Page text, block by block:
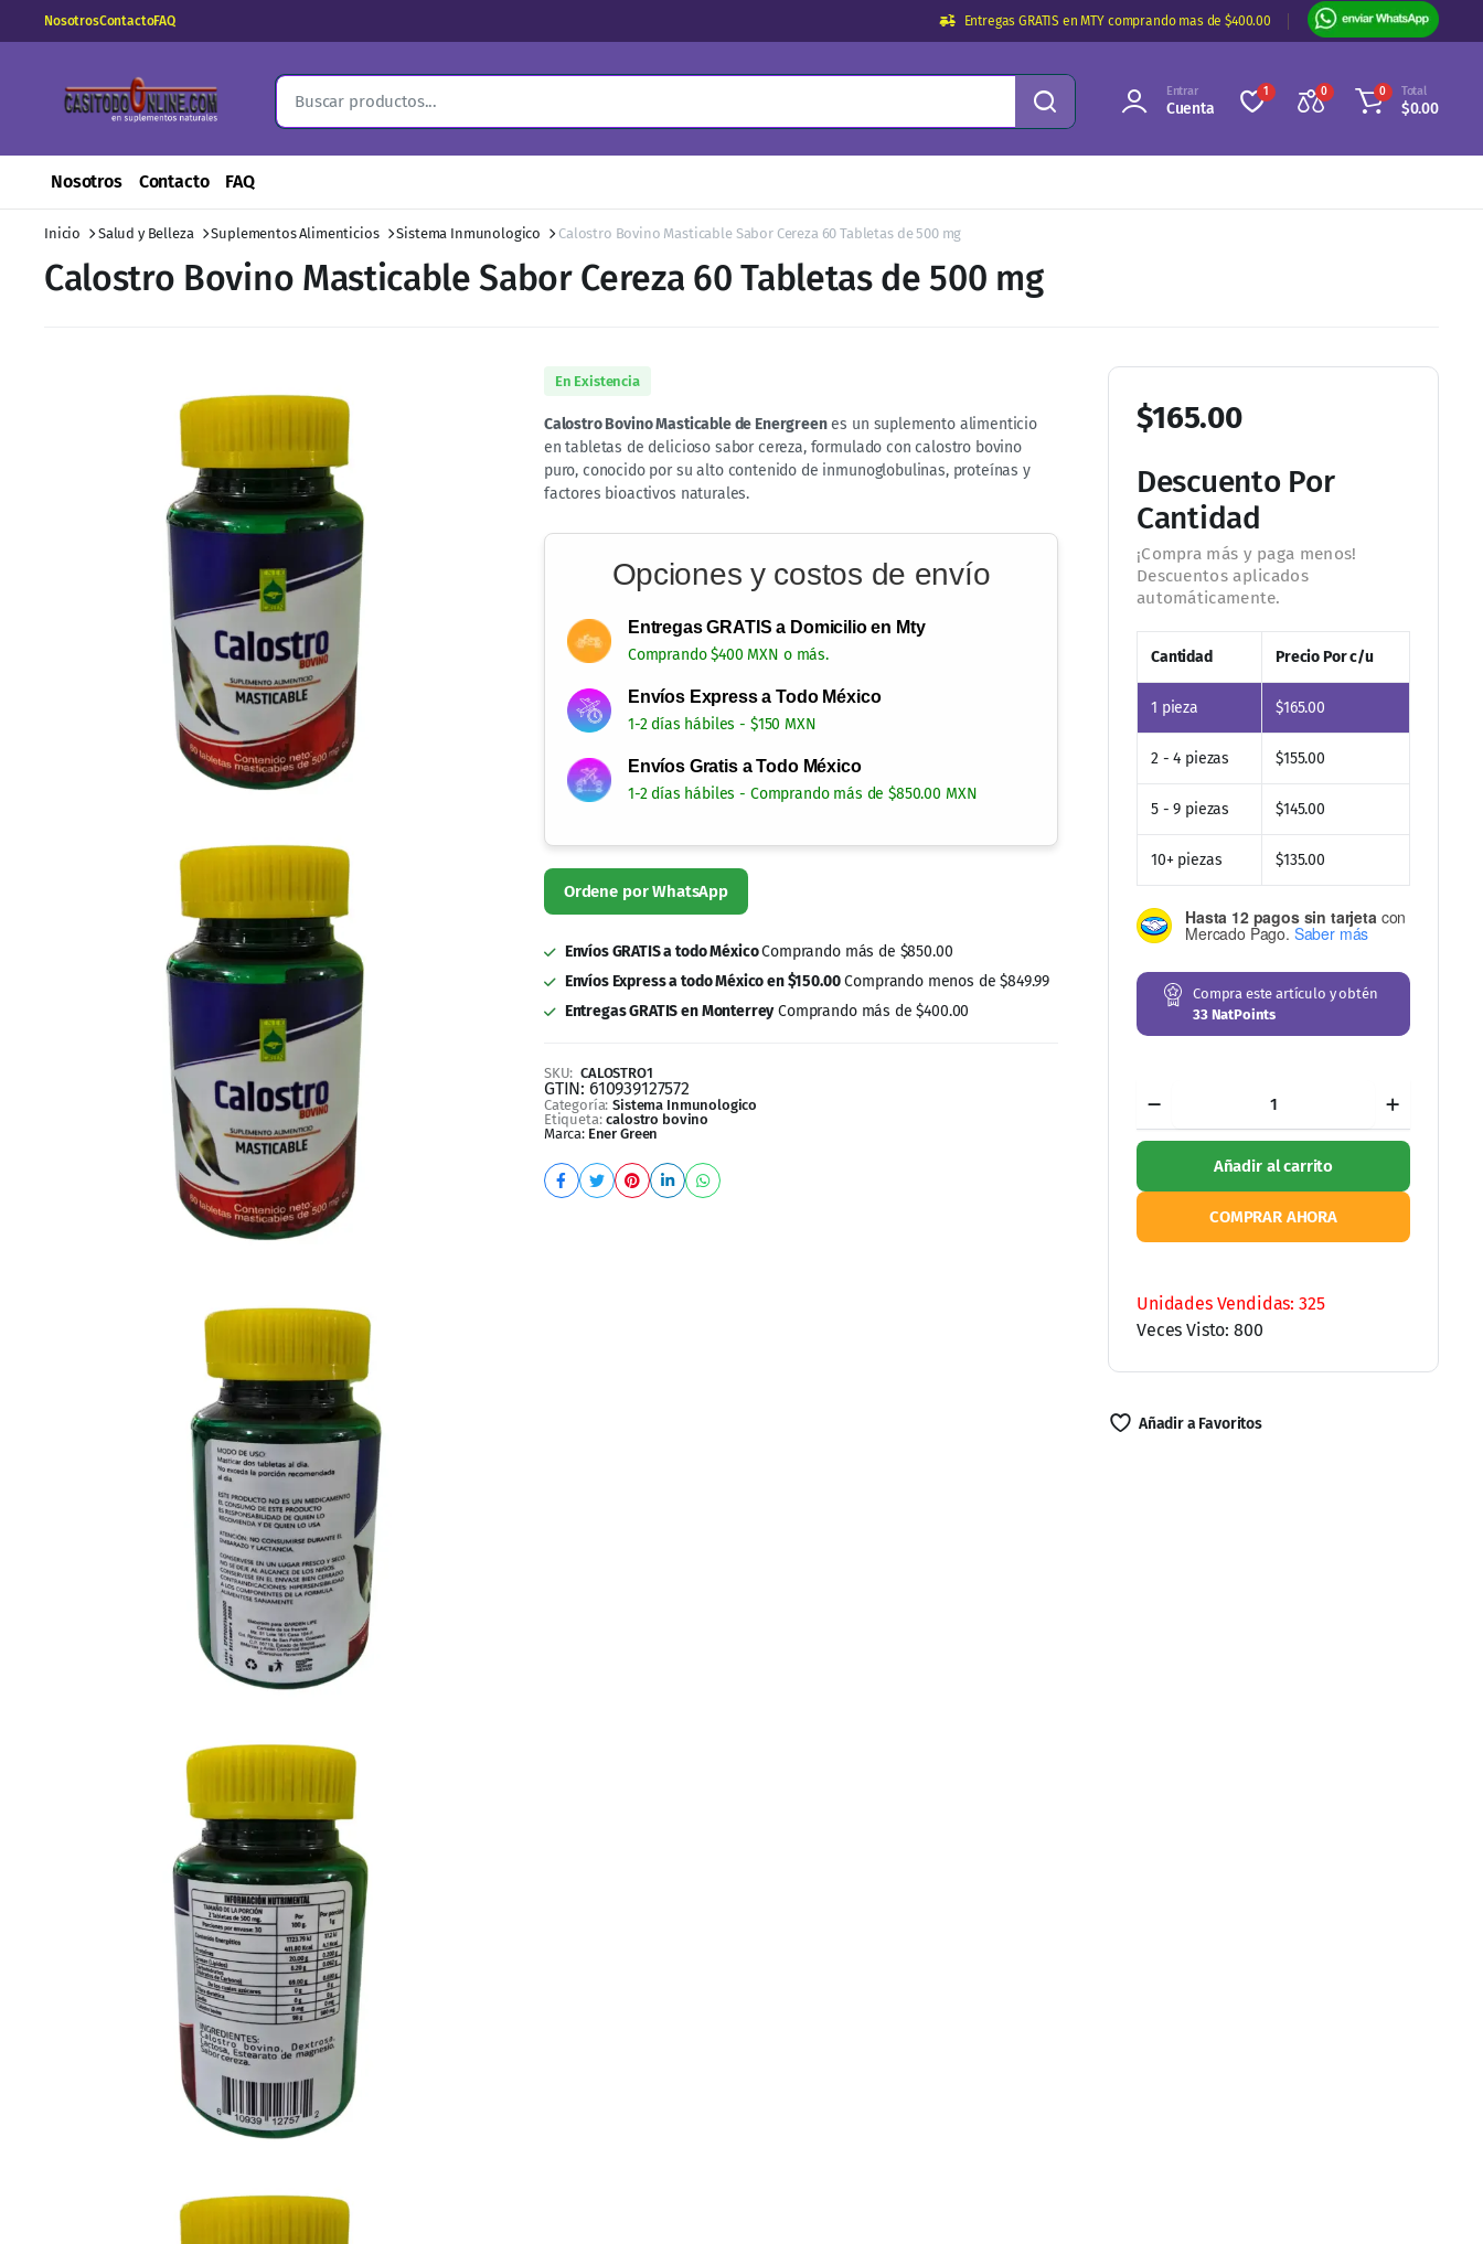
NosotrosContactoFAQ Entregas GRATIS en MTY comprando mas de $400.00
Entrar
Cuenta
1 0 0 Total
$0.00
Nosotros Contacto FAQ
Inicio Salud y Belleza Suplementos Alimenticios Sistema Inmunologico Calostro Bovino Masticable Sabor Cereza 60 Tabletas de 500 mg
Calostro Bovino Masticable Sabor Cereza 60 Tabletas de 500 mg
$165.00
Descuento Por
Cantidad
Cantidad Precio Por c/u
1 pieza $165.00
2 - 4 piezas $155.00
5 - 9 piezas $145.00
10+ piezas $135.00
Hasta 12 pagos sin tarjetacon
Mercado Pago. Saber más
Compra este artículo y obtén
33NatPoints
Masticable
60
Tabletas
cantidad
Añadir al carrito
COMPRAR AHORA
En Existencia
Calostro Bovino Masticable de Energreenes un suplemento alimenticio
en tabletas de delicioso sabor cereza, formulado con calostro bovino
puro, conocido por su alto contenido de inmunoglobulinas, proteínas y
factores bioactivos naturales.
Opciones y costos de envío
Entregas GRATIS a Domicilio en Mty
Comprando $400 MXN o más.
Envíos Express a Todo México
1-2 días hábiles - $150 MXN
Envíos Gratis a Todo México
1-2 días hábiles - Comprando más de $850.00 MXN
Envíos GRATIS a todo México
Envíos Express a todo México en $150.00
Entregas GRATIS en Monterrey
Comprando más de $400.00
SKU: CALOSTRO1
GTIN: 610939127572
Marca:Ener Green
Información adicionalValoraciones (0)
Descripción del producto:
vitalidad diaria y complementar su alimentación de forma natural.
¿Qué es y para qué sirve? (Saber Más)
El calostro bovino es la primera secreción natural de la leche, rica en nutrientes esenciales que ayudan a:
Fortalecer el sistema inmunológico.
Apoyar la recuperación del cuerpo.
Contribuir al equilibrio intestinal y digestivo.
Elevar la energía física y mental.
60 tabletas masticables de 500 mg cada una (30 porciones).
ESTE PRODUCTO NO ES UN MEDICAMENTO